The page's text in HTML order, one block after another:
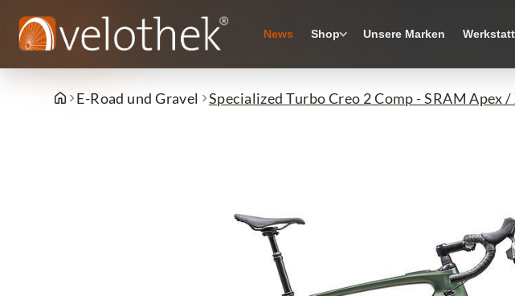
News Shop Unsere Marken Werkstatt
E-Road und Gravel Specialized Turbo Creo 2 Comp - SRAM